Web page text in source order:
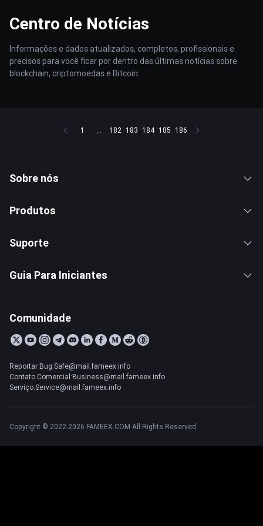
Centro de Notícias
Informações e dados atualizados, completos, profissionais e
precisos para você ficar por dentro das últimas notícias sobre
blockchain, criptomoedas e Bitcoin.
1 ... 182 183 184 185 186
Sobre nós
Produtos
Suporte
Guia Para Iniciantes
Comunidade
Reportar Bug:Safe@mail.fameex.info
Contato Comercial:Business@mail.fameex.info
Serviço:Service@mail.fameex.info
Copyright © 2022-2026 FAMEEX.COM All Rights Reserved